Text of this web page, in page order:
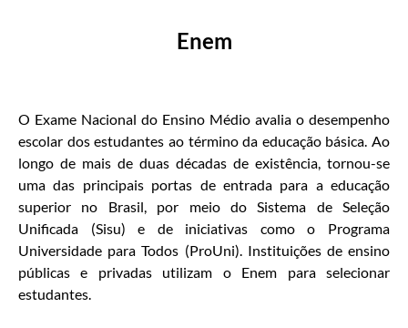
Enem
O Exame Nacional do Ensino Médio avalia o desempenho
escolar dos estudantes ao término da educação básica. Ao
longo de mais de duas décadas de existência, tornou-se
uma das principais portas de entrada para a educação
superior no Brasil, por meio do Sistema de Seleção
Unificada (Sisu) e de iniciativas como o Programa
Universidade para Todos (ProUni). Instituições de ensino
públicas e privadas utilizam o Enem para selecionar
estudantes.